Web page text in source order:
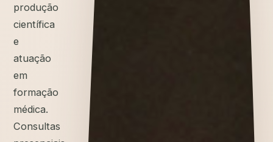
produção
científica
e
atuação
em
formação
médica.
Consultas